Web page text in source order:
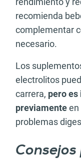
recomienda
complementar
necesario.
Los
electrolitos
carrera, pero
previamenteen
problemas